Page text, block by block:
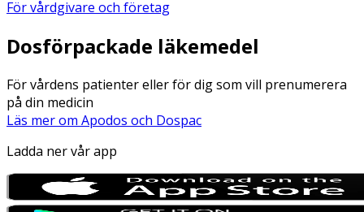
För vårdgivare och företag
Dosförpackade läkemedel
För vårdens patienter eller för dig som vill prenumerera
på din medicin
Läs mer om Apodos och Dospac
Ladda ner vår app